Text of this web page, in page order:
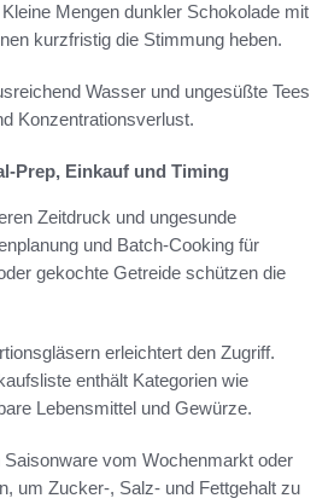
Mengen dunkler Schokolade mit
kurzfristig die Stimmung heben.
Wasser und ungesüßte Tees
Konzentrationsverlust.
Prep, Einkauf und Timing
Zeitdruck und ungesunde
und Batch-Cooking für
gekochte Getreide schützen die
erleichtert den Zugriff.
enthält Kategorien wie
Lebensmittel und Gewürze.
vom Wochenmarkt oder
um Zucker-, Salz- und Fettgehalt zu